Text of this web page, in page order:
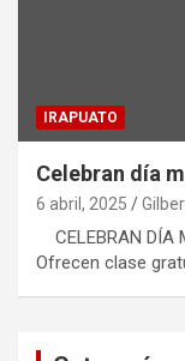
IRAPUATO
Celebran día
6 abril, 2025
CELEBRAN DÍA
Ofrecen clase